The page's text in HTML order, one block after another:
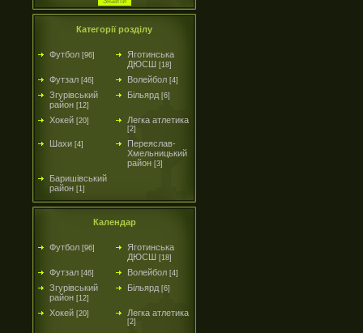
Категорії розділу
Футбол [96]
Яготинська
ДЮСШ [18]
Футзал [46] Волейбол [4]
Згурівський
район [12]
Більярд [6]
Хокей [20] Легка атлетика
[2]
Шахи [4]
Переяслав-
Хмельницький
район [3]
Баришівський
район [1]
Календар
Футбол [96]
Яготинська
ДЮСШ [18]
Футзал [46] Волейбол [4]
Згурівський
район [12]
Більярд [6]
Хокей [20] Легка атлетика
[2]